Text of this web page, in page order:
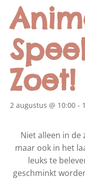
Zoet!
2 augustus @ 10:00 -
Niet alleen in de
maar ook in het
leuks te
geschminkt